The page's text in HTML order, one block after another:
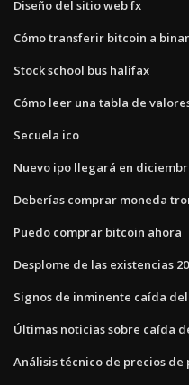
Diseño del sitio web fx
Cómo transferir bitcoin a
Stock school bus halifax
Cómo leer una tabla de
Secuela ico
Nuevo ipo llegará en
Deberías comprar moneda
Puedo comprar bitcoin ahora
Desplome de las existencias
Signos de inminente caída
Últimas noticias sobre caída
Análisis técnico de precios de